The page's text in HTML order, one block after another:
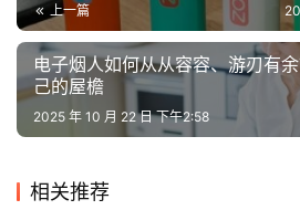
上一篇
电子烟人如何从从容容、游刃有
己的屋檐
2025 年 10 月 22 日 下午2:58
相关推荐